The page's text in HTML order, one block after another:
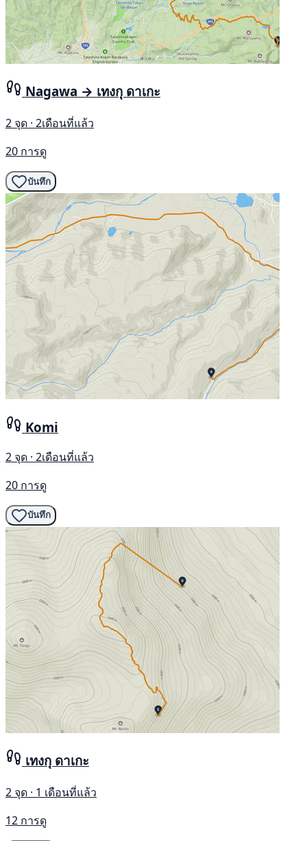
Nagawa → เทงกุ ดาเกะ
2 จุด · 2เดือนที่แล้ว
20 การดู
บันทึก
Komi
2 จุด · 2เดือนที่แล้ว
20 การดู
บันทึก
เทงกุ ดาเกะ
2 จุด · 1 เดือนที่แล้ว
12 การดู